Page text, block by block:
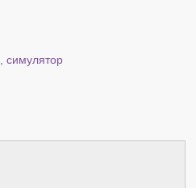
,симулятор